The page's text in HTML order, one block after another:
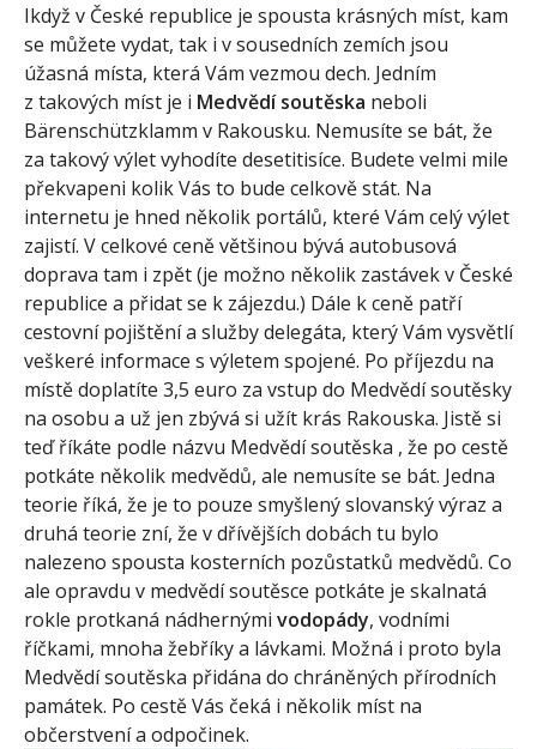
Ikdyž v České republice je spousta krásných míst, kam
se můžete vydat, tak i v sousedních zemích jsou
úžasná místa, která Vám vezmou dech. Jedním
z takových míst je i Medvědí soutěska neboli
Bärenschützklamm v Rakousku. Nemusíte se bát, že
za takový výlet vyhodíte desetitisíce. Budete velmi mile
překvapeni kolik Vás to bude celkově stát. Na
internetu je hned několik portálů, které Vám celý výlet
zajistí. V celkové ceně většinou bývá autobusová
doprava tam i zpět (je možno několik zastávek v České
republice a přidat se k zájezdu.) Dále k ceně patří
cestovní pojištění a služby delegáta, který Vám vysvětlí
veškeré informace s výletem spojené. Po příjezdu na
místě doplatíte 3,5 euro za vstup do Medvědí soutěsky
na osobu a už jen zbývá si užít krás Rakouska. Jistě si
teď říkáte podle názvu Medvědí soutěska , že po cestě
potkáte několik medvědů, ale nemusíte se bát. Jedna
teorie říká, že je to pouze smyšlený slovanský výraz a
druhá teorie zní, že v dřívějších dobách tu bylo
nalezeno spousta kosterních pozůstatků medvědů. Co
ale opravdu v medvědí soutěsce potkáte je skalnatá
rokle protkaná nádhernými vodopády, vodními
říčkami, mnoha žebříky a lávkami. Možná i proto byla
Medvědí soutěska přidána do chráněných přírodních
památek. Po cestě Vás čeká i několik míst na
občerstvení a odpočinek.